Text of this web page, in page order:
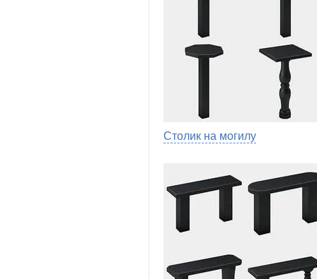
Столик на могилу